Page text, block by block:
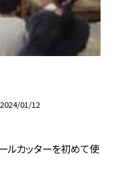
2024/01/12
ルカッターを初めて使